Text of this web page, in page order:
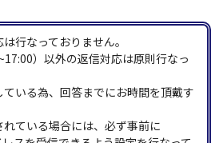
行なっておりません。
）以外の返信対応は原則行なっ
いる為、回答までにお時間を頂戴す
ている場合には、必ず事前に